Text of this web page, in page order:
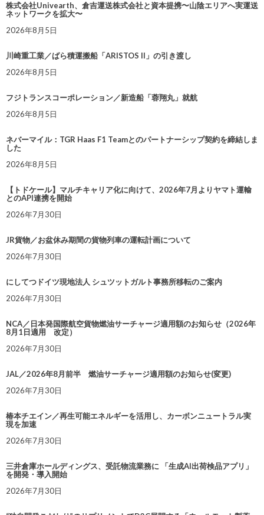
株式会社Univearth、倉吉運送株式会社と資本提携〜山陰エリアへ実運送
ネットワークを拡大〜
2026年8月5日
川崎重工業／ばら積運搬船「ARISTOS II」の引き渡し
2026年8月5日
フジトランスコーポレーション／新造船「蓉翔丸」就航
2026年8月5日
ネバーマイル：TGR Haas F1 Teamとのパートナーシップ契約を締結しま
した
2026年8月5日
【トドケール】マルチキャリア化に向けて、2026年7月よりヤマト運輸
とのAPI連携を開始
2026年7月30日
JR貨物／お盆休み期間の貨物列車の運転計画について
2026年7月30日
にしてつドイツ現地法人 シュツットガルト事務所移転のご案内
2026年7月30日
NCA／日本発国際航空貨物燃油サーチャージ適用額のお知らせ（2026年
8月1日適用 改定）
2026年7月30日
JAL／2026年8月前半 燃油サーチャージ適用額のお知らせ(変更)
2026年7月30日
椿本チエイン／再生可能エネルギーを活用し、カーボンニュートラル実
現を加速
2026年7月30日
三井倉庫ホールディングス、受託物流業務に 「生成AI出荷検品アプリ」
を開発・導入開始
2026年7月30日